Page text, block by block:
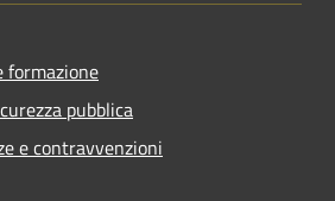
formazione
pubblica
e contravvenzioni